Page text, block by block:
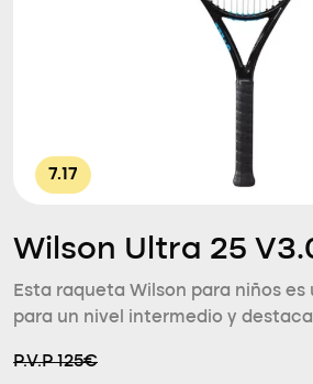
7.17
Wilson Ultra 25
Esta raqueta Wilson para niños es
para un nivel intermedio y
P.V.P 125€